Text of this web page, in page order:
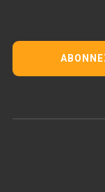
RÉFRI /